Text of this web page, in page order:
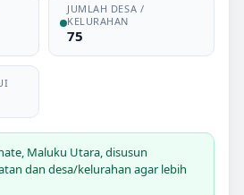
JUMLAH DESA /
KELURAHAN
75
Maluku Utara , disusun
dan desa/kelurahan agar lebih